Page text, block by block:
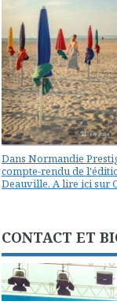
Dans Normandie
compte-rendu de
Deauville. A lire ici sur
CONTACT ET